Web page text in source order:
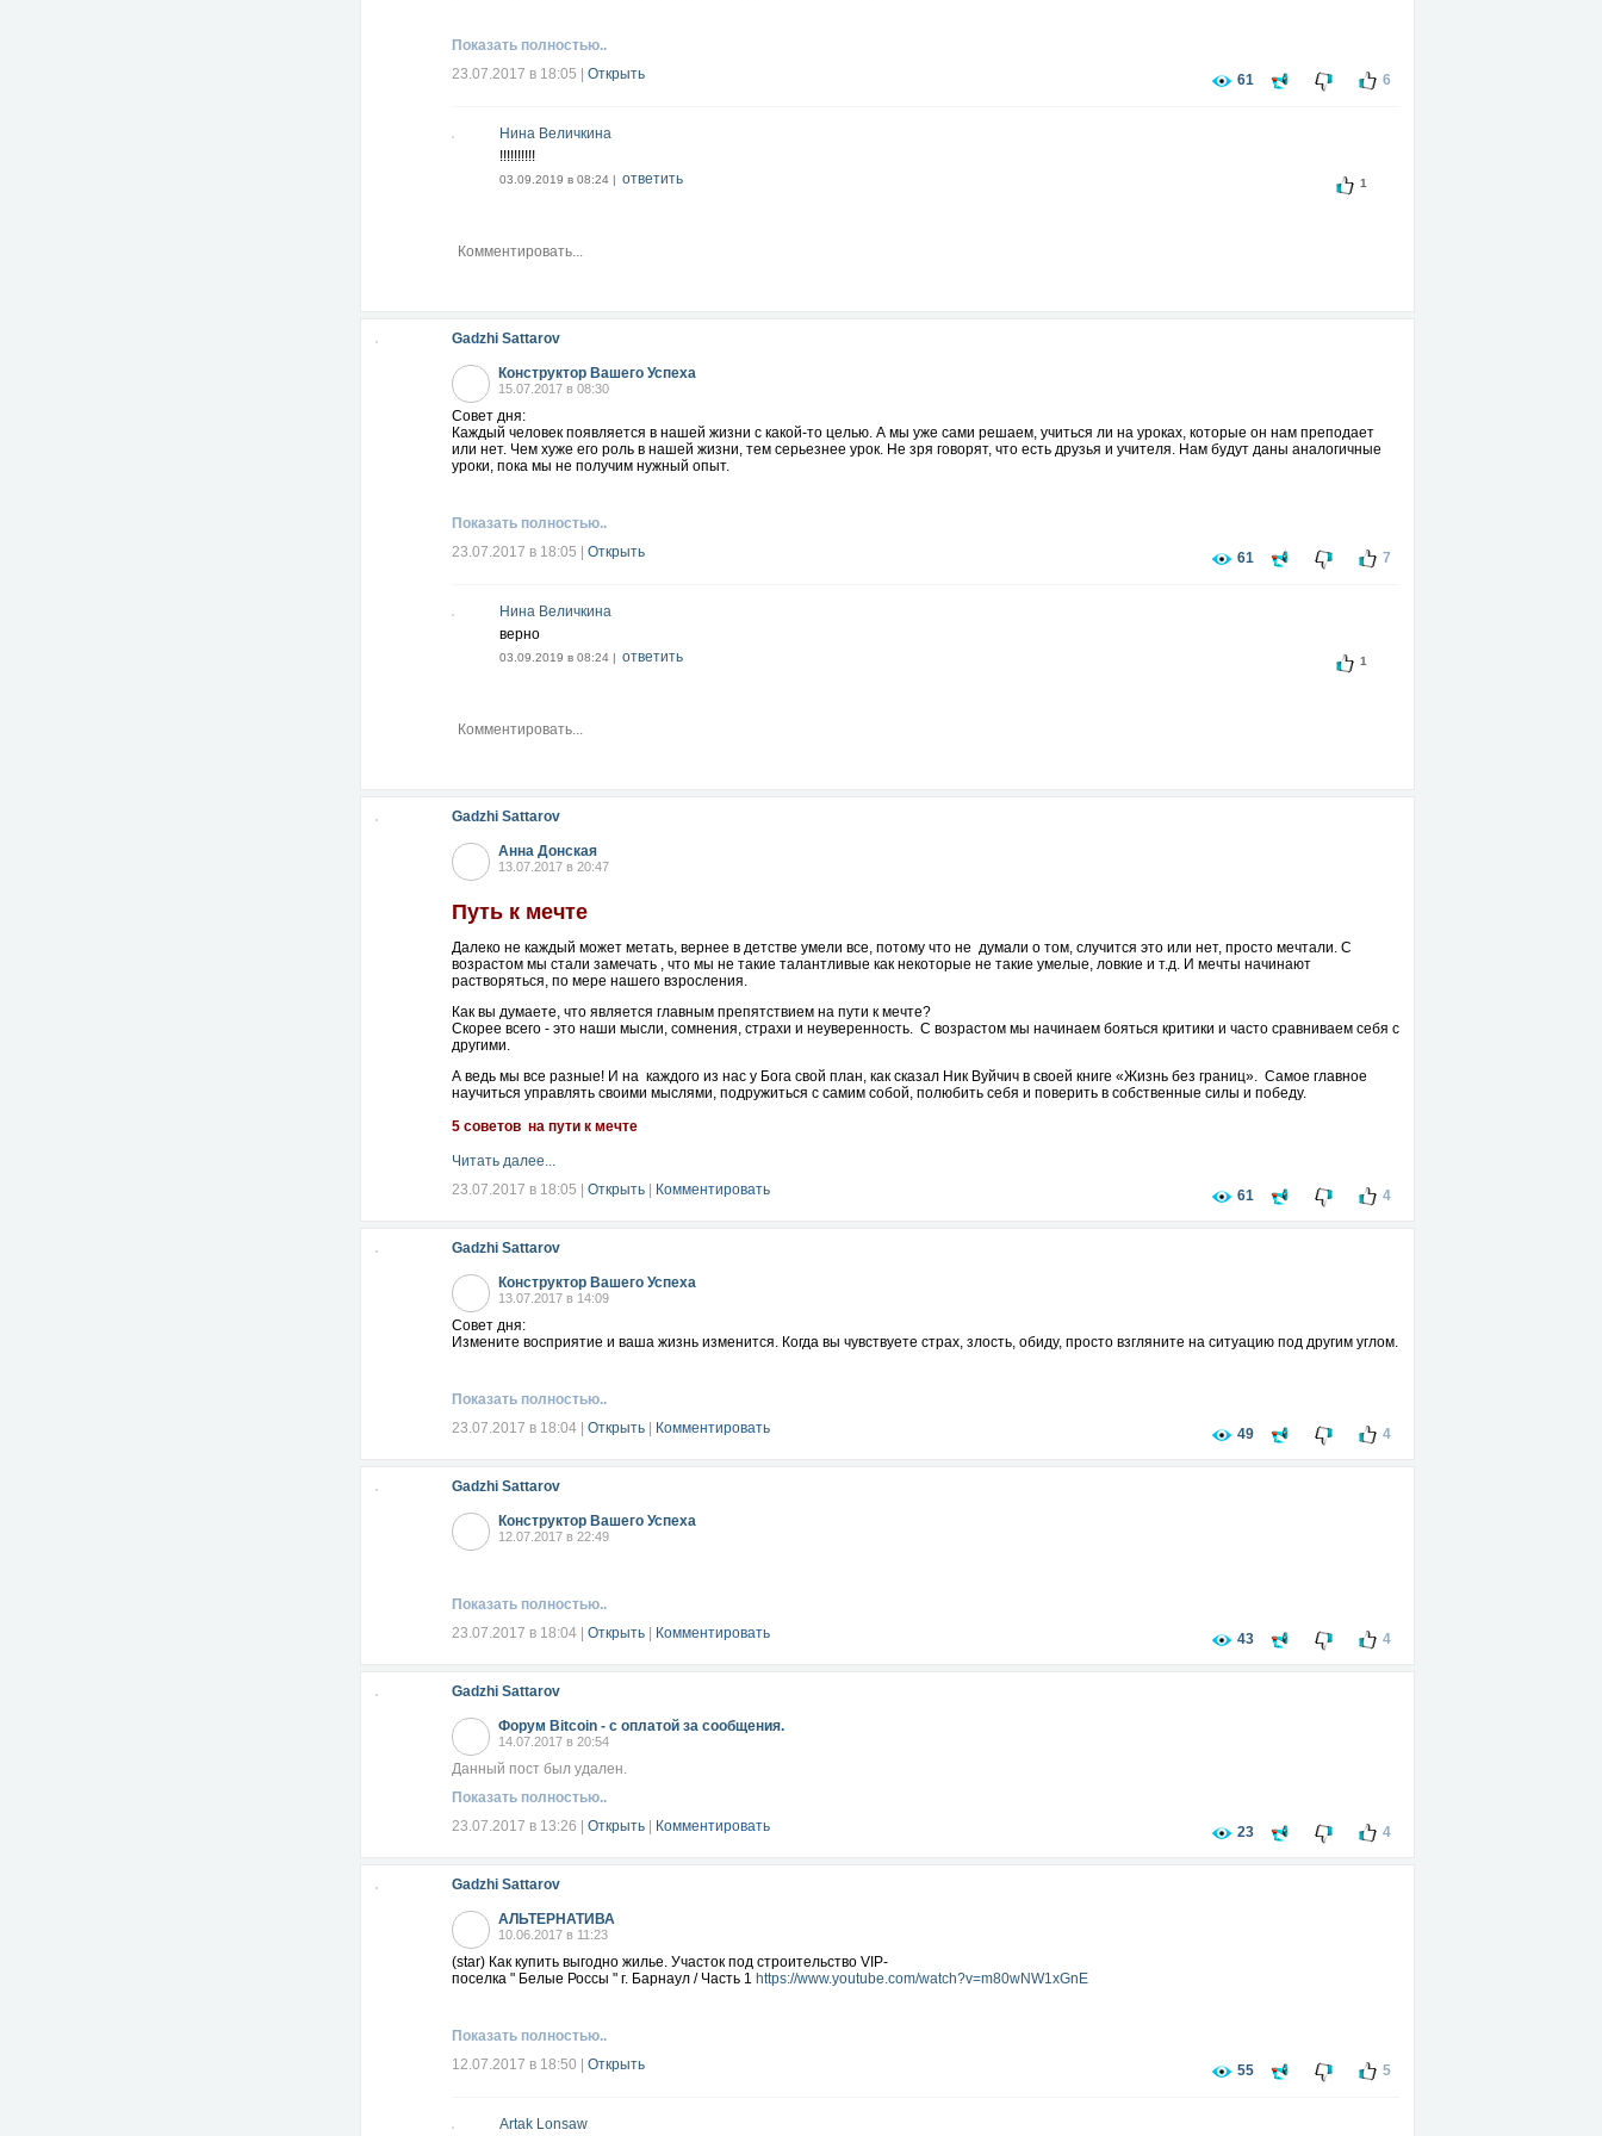
Показать полностью..
23.07.2017 в 18:05
Открыть 61 6
Нина Величкина
!!!!!!!!!!
03.09.2019 в 08:24 | ответить 1
Gadzhi Sattarov
Конструктор Вашего Успеха
15.07.2017 в 08:30
Совет дня:
Каждый человек появляется в нашей жизни с какой-то целью. А мы уже сами решаем, учиться ли на уроках, которые он нам преподает
или нет. Чем хуже его роль в нашей жизни, тем серьезнее урок. Не зря говорят, что есть друзья и учителя. Нам будут даны аналогичные
уроки, пока мы не получим нужный опыт.
Показать полностью..
23.07.2017 в 18:05
Открыть 61 7
Нина Величкина
верно
03.09.2019 в 08:24 | ответить 1
Gadzhi Sattarov
Анна Донская
13.07.2017 в 20:47
Путь к мечте
Далеко не каждый может метать, вернее в детстве умели все, потому что не думали о том, случится это или нет, просто мечтали. С
возрастом мы стали замечать , что мы не такие талантливые как некоторые не такие умелые, ловкие и т.д. И мечты начинают
растворяться, по мере нашего взросления.
Как вы думаете, что является главным препятствием на пути к мечте?
Скорее всего - это наши мысли, сомнения, страхи и неуверенность. С возрастом мы начинаем бояться критики и часто сравниваем себя с
другими.
А ведь мы все разные! И на каждого из нас у Бога свой план, как сказал Ник Вуйчич в своей книге «Жизнь без границ». Самое главное
научиться управлять своими мыслями, подружиться с самим собой, полюбить себя и поверить в собственные силы и победу.
5 советов на пути к мечте
Читать далее...
23.07.2017 в 18:05
Открыть Комментировать 61 4
Gadzhi Sattarov
Конструктор Вашего Успеха
13.07.2017 в 14:09
Совет дня:
Измените восприятие и ваша жизнь изменится. Когда вы чувствуете страх, злость, обиду, просто взгляните на ситуацию под другим углом.
Показать полностью..
23.07.2017 в 18:04
Открыть Комментировать 49 4
Gadzhi Sattarov
Конструктор Вашего Успеха
12.07.2017 в 22:49
Показать полностью..
23.07.2017 в 18:04
Открыть Комментировать 43 4
Gadzhi Sattarov
Форум Bitcoin - с оплатой за сообщения.
14.07.2017 в 20:54
Данный пост был удален.
Показать полностью..
23.07.2017 в 13:26
Открыть Комментировать 23 4
Gadzhi Sattarov
АЛЬТЕРНАТИВА
10.06.2017 в 11:23
(star) Как купить выгодно жилье. Участок под строительство VIP-
поселка " Белые Россы " г. Барнаул / Часть 1 https://www.youtube.com/watch?v=m80wNW1xGnE
Показать полностью..
12.07.2017 в 18:50
Открыть 55 5
Artak Lonsaw